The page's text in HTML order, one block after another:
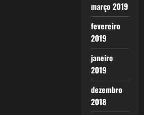
março 2019
fevereiro
2019
janeiro
2019
dezembro
2018